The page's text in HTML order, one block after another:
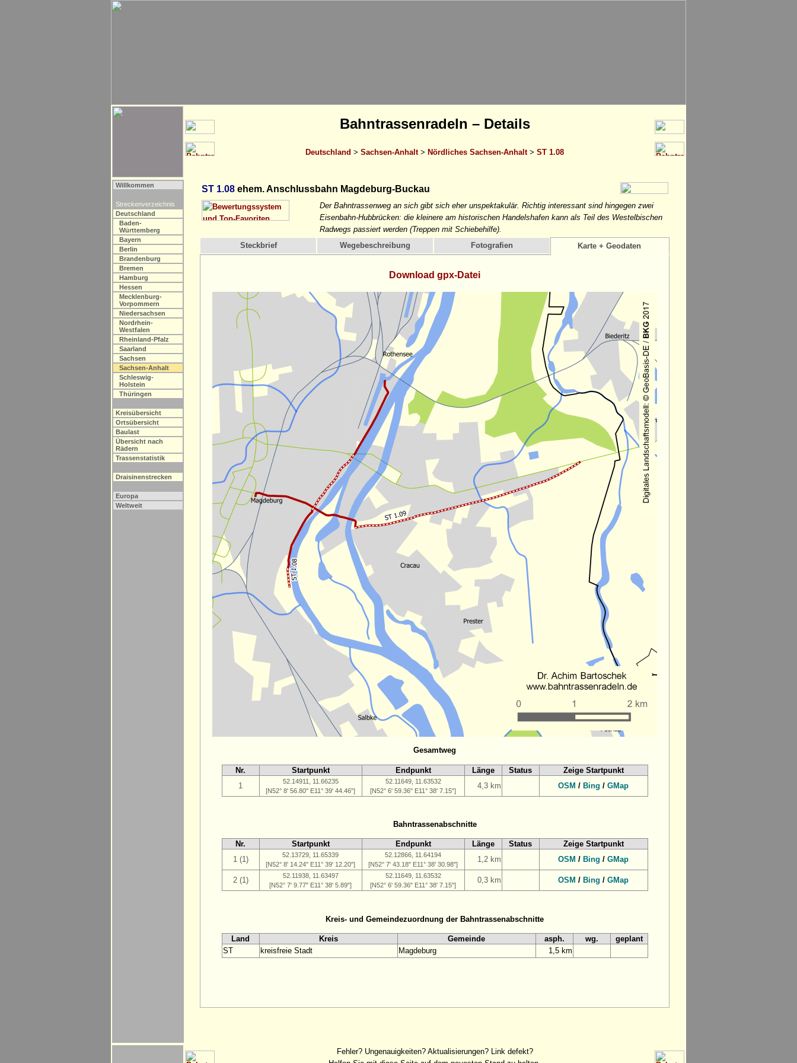
Bahntrassenradeln – Details
Deutschland > Sachsen-Anhalt> Nördliches Sachsen-Anhalt> ST 1.08
Willkommen
Streckenverzeichnis
Deutschland
Baden-
Württemberg
Bayern
Berlin
Brandenburg
Bremen
Hamburg
Hessen
Mecklenburg-
Vorpommern
Niedersachsen
Nordrhein-
Westfalen
Rheinland-Pfalz
Saarland
Sachsen
Sachsen-Anhalt
Schleswig-
Holstein
Thüringen
Kreisübersicht
Ortsübersicht
Baulast
Übersicht nach
Rädern
Trassenstatistik
Draisinenstrecken
Europa
Weltweit
ST 1.08 ehem. Anschlussbahn Magdeburg-Buckau
Der Bahntrassenweg an sich gibt sich eher unspektakulär. Richtig interessant sind hingegen zwei
Eisenbahn-Hubbrücken: die kleinere am historischen Handelshafen kann als Teil des Westelbischen
Radwegs passiert werden (Treppen mit Schiebehilfe).
Steckbrief
Wegebeschreibung Fotografien Karte + Geodaten
Download gpx-Datei
Gesamtweg
Nr. Startpunkt Endpunkt Länge Status
Zeige Startpunkt
1
52.14911, 11.66235
[N52° 8' 56.80" E11° 39' 44.46"]
52.11649, 11.63532
[N52° 6' 59.36" E11° 38' 7.15"]
4,3 km OSM / Bing / GMap
Bahntrassenabschnitte
Nr. Startpunkt Endpunkt Länge Status
Zeige Startpunkt
1 (1)
52.13729, 11.65339
[N52° 8' 14.24" E11° 39' 12.20"]
52.12866, 11.64194
[N52° 7' 43.18" E11° 38' 30.98"]
1,2 km OSM / Bing / GMap
2 (1)
52.11938, 11.63497
[N52° 7' 9.77" E11° 38' 5.89"]
52.11649, 11.63532
[N52° 6' 59.36" E11° 38' 7.15"]
0,3 km OSM / Bing / GMap
Kreis- und Gemeindezuordnung der Bahntrassenabschnitte
Land Kreis Gemeinde asph. wg.
geplant
ST
kreisfreie Stadt Magdeburg 1,5 km
Fehler? Ungenauigkeiten? Aktualisierungen? Link defekt?